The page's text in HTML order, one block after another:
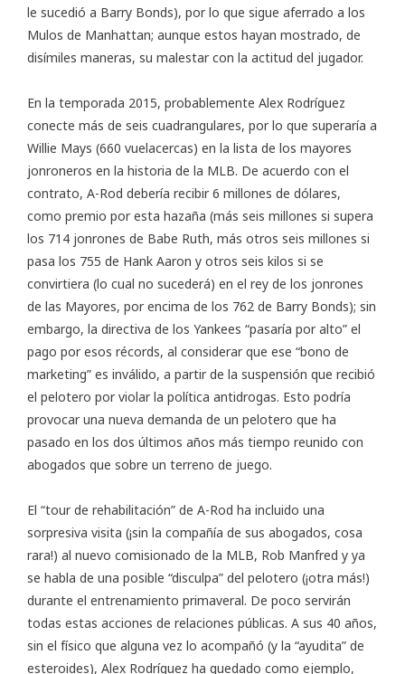
le sucedió a Barry Bonds), por lo que sigue aferrado a los
Mulos de Manhattan; aunque estos hayan mostrado, de
disímiles maneras, su malestar con la actitud del jugador.
En la temporada 2015, probablemente Alex Rodríguez
conecte más de seis cuadrangulares, por lo que superaría a
Willie Mays (660 vuelacercas) en la lista de los mayores
jonroneros en la historia de la MLB. De acuerdo con el
contrato, A-Rod debería recibir 6 millones de dólares,
como premio por esta hazaña (más seis millones si supera
los 714 jonrones de Babe Ruth, más otros seis millones si
pasa los 755 de Hank Aaron y otros seis kilos si se
convirtiera (lo cual no sucederá) en el rey de los jonrones
de las Mayores, por encima de los 762 de Barry Bonds); sin
embargo, la directiva de los Yankees “pasaría por alto” el
pago por esos récords, al considerar que ese “bono de
marketing” es inválido, a partir de la suspensión que recibió
el pelotero por violar la política antidrogas. Esto podría
provocar una nueva demanda de un pelotero que ha
pasado en los dos últimos años más tiempo reunido con
abogados que sobre un terreno de juego.
El “tour de rehabilitación” de A-Rod ha incluido una
sorpresiva visita (¡sin la compañía de sus abogados, cosa
rara!) al nuevo comisionado de la MLB, Rob Manfred y ya
se habla de una posible “disculpa” del pelotero (¡otra más!)
durante el entrenamiento primaveral. De poco servirán
todas estas acciones de relaciones públicas. A sus 40 años,
sin el físico que alguna vez lo acompañó (y la “ayudita” de
esteroides), Alex Rodríguez ha quedado como ejemplo,